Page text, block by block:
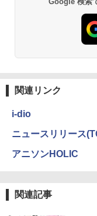
関連リンク
i-dio
ニュースリリース
アニソンHOLIC
関連記事